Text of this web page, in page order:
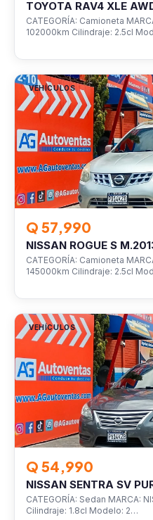
TOYOTA RAV4 XLE
CATEGORÍA: Camioneta
102000km Cilindraje: 2.5cl
VEHÍCULOS
Q 57,990
NISSAN ROGUE S
CATEGORÍA: Camioneta
145000km Cilindraje: 2.5cl
VEHÍCULOS
Q 54,990
NISSAN SENTRA SV
CATEGORÍA: Sedan MARCA:
Cilindraje: 1.8cl Modelo: 2…